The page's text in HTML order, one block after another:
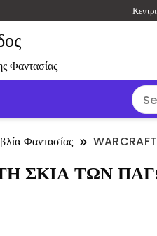
Φαντασίας
Φαντασίας
ΣΚΙΑ ΤΩΝ